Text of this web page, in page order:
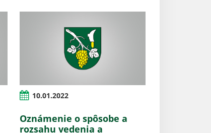
10.01.2022
Oznámenie o spôsobe a
rozsahu vedenia a